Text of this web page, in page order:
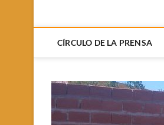
CÍRCULO DE LA PRENSA